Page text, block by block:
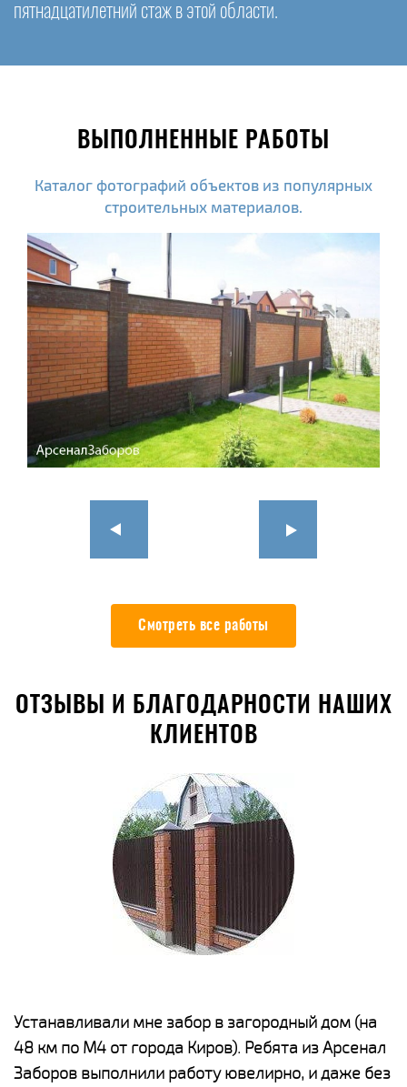
пятнадцатилетний стаж в этой области.
ВЫПОЛНЕННЫЕ РАБОТЫ
Каталог фотографий объектов из популярных
строительных материалов.
Смотреть все работы
ОТЗЫВЫ И БЛАГОДАРНОСТИ НАШИХ
КЛИЕНТОВ
Устанавливали мне забор в загородный дом (на
48 км по М4 от города Киров). Ребята из Арсенал
Заборов выполнили работу ювелирно, и даже без